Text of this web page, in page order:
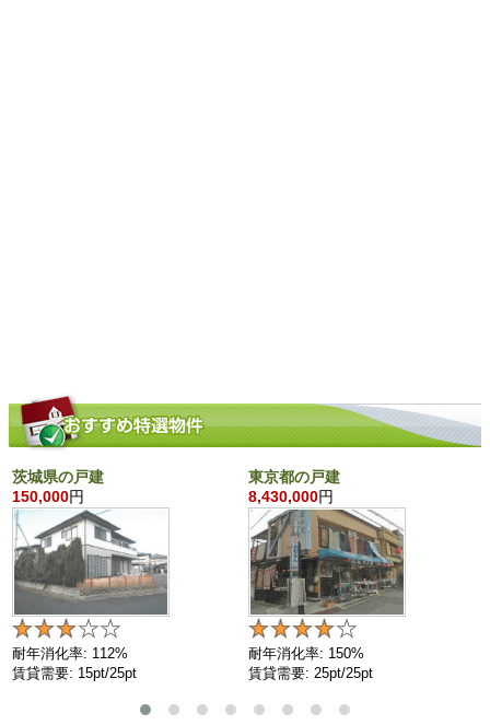
茨城県の戸建
150,000円
耐年消化率: 112%
賃貸需要: 15pt/25pt
東京都の戸建
8,430,000円
耐年消化率: 150%
賃貸需要: 25pt/25pt